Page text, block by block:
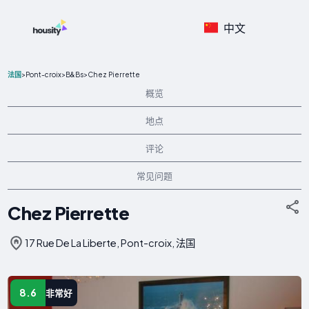
中文
法国>Pont-croix>B&Bs>Chez Pierrette
概览
地点
评论
常见问题
Chez Pierrette
17 Rue De La Liberte, Pont-croix, 法国
8.6 非常好